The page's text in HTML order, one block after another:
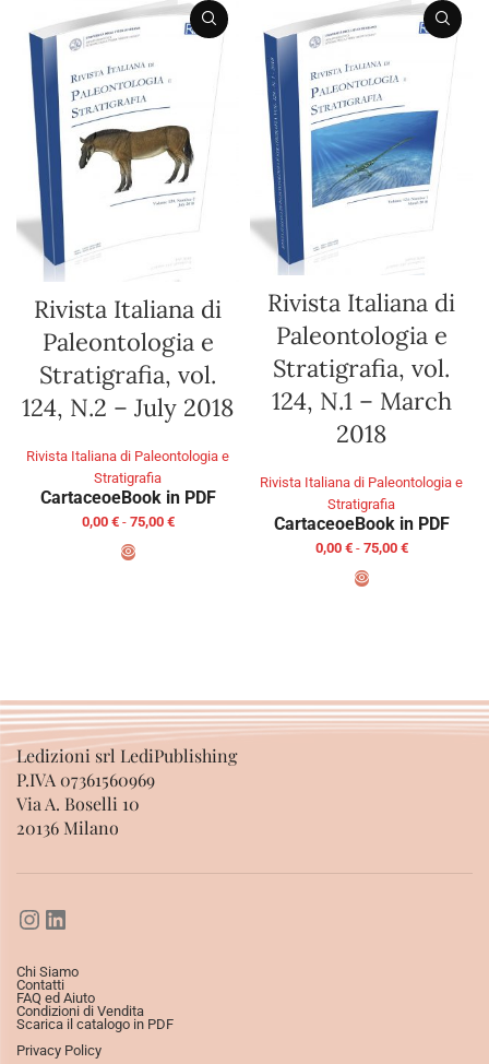
Rivista Italiana di
Paleontologia e
Stratigrafia, vol.
124, N.2 – July 2018
Rivista Italiana di Paleontologia e
Stratigrafia
CartaceoeBook in PDF
0,00 € - 75,00 €
Rivista Italiana di
Paleontologia e
Stratigrafia, vol.
124, N.1 – March
2018
Rivista Italiana di Paleontologia e
Stratigrafia
CartaceoeBook in PDF
0,00 € - 75,00 €
Ledizioni srl LediPublishing
P.IVA 07361560969
Via A. Boselli 10
20136 Milano
Chi Siamo
Contatti
FAQ ed Aiuto
Condizioni di Vendita
Scarica il catalogo in PDF
Privacy Policy